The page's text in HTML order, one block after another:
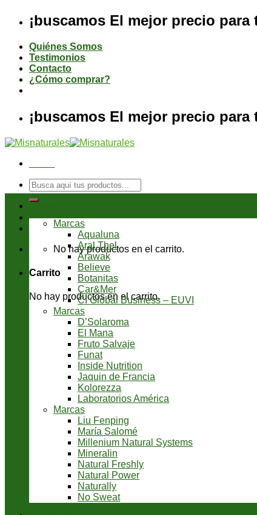
¡buscamos El mejor precio
Quiénes Somos
Testimonios
Contacto
¿Cómo comprar?
¡buscamos El mejor precio
Buscar
por:
No hay productos en el carrito.
Carrito
No hay productos en el carrito.
Marcas
Aqualuna
Aral Thel
Arawak
Believe
Botanitas
Car&Mer
CI Global Business – EUVI
Marcas
D’Solaroma
El Mana
Fruto Salvaje
Funat
Inside Nutrition
Jaquin de Francia
Kolorezza
Laboratorios América
Marcas
Liu Fenping
María Salomé
Millenium Natural Systems
Mineralin
Natural Freshly
Natural Power
Naturally
No Sweat